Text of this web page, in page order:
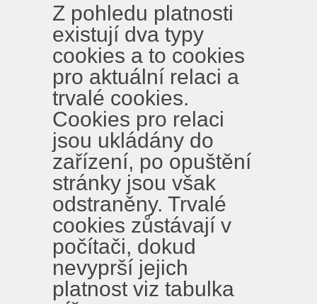
Z pohledu platnosti
existují dva typy
cookies a to cookies
pro aktuální relaci a
trvalé cookies.
Cookies pro relaci
jsou ukládány do
zařízení, po opuštění
stránky jsou však
odstraněny. Trvalé
cookies zůstávají v
počítači, dokud
nevyprší jejich
platnost viz tabulka